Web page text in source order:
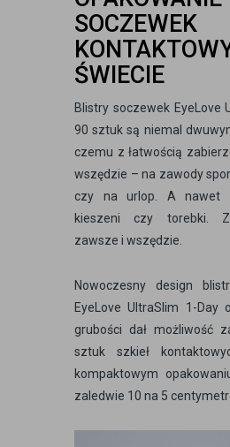
SOCZEWEK
ŚWIECIE
Blistry soczewek EyeLove
90 sztuk są niemal
czemu z łatwością
wszędzie – na zawody
czy na urlop. A nawet
kieszeni czy torebki.
zawsze i wszędzie.
Nowoczesny design
EyeLove UltraSlim 1-Day
grubości dał możliwość
sztuk szkieł
kompaktowym
zaledwie 10 na 5